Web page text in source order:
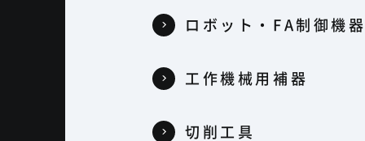
ロボット・FA制御機
工作機械用補器
切削工具